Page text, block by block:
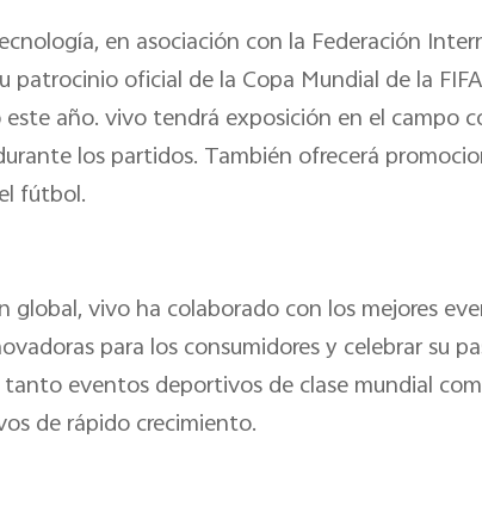
en asociación con la Federación
patrocinio oficial de la Copa Mundial de la
año. vivo tendrá exposición en el campo
los partidos. También ofrecerá
fútbol.
global, vivo ha colaborado con los mejores
para los consumidores y celebrar su
eventos deportivos de clase mundial
de rápido crecimiento.